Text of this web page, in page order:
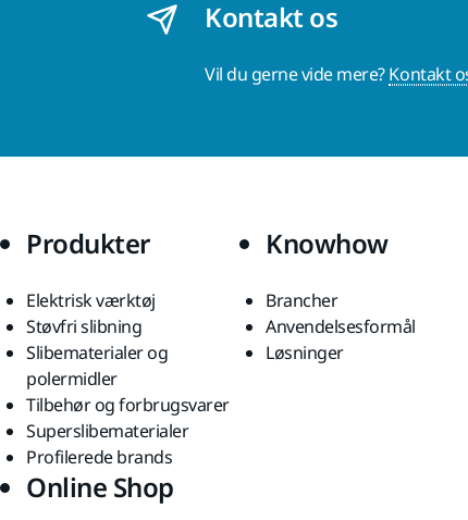
Kontakt os
Vil du gerne vide mere?Kontakt
Produkter
Elektrisk værktøj
Støvfri slibning
Slibematerialer og
polermidler
Tilbehør og forbrugsvarer
Superslibematerialer
Profilerede brands
Knowhow
Brancher
Anvendelsesformål
Løsninger
Online Shop